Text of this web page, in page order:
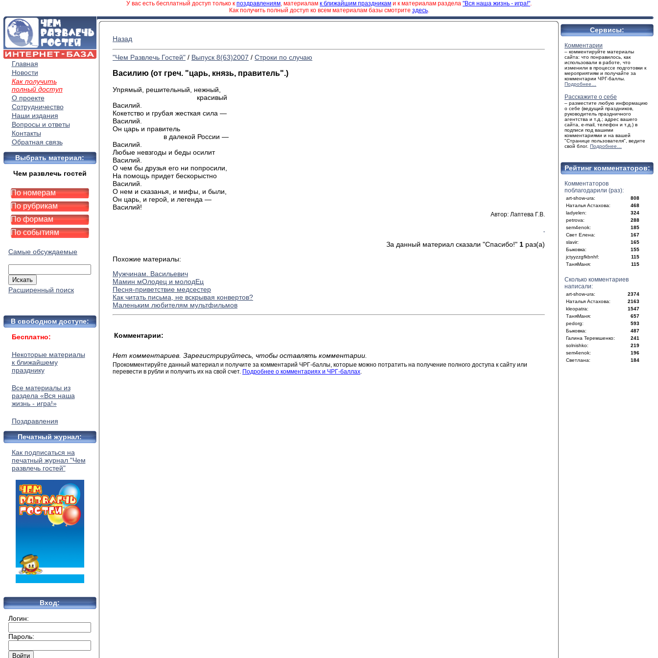
У вас есть бесплатный доступ только к поздравлениям, материалам к ближайшим праздникам и к материалам раздела "Вся наша жизнь - игра!".
Как получить полный доступ ко всем материалам базы смотрите здесь.
Главная
Новости
Как получить
полный доступ
О проекте
Сотрудничество
Наши издания
Вопросы и ответы
Контакты
Обратная связь
Выбрать материал:
Чем развлечь гостей
По номерам
По рубрикам
По формам
По событиям
Самые обсуждаемые
Расширенный поиск
В свободном доступе:
Бесплатно:
Некоторые материалы
к ближайшему
празднику
Все материалы из
раздела «Вся наша
жизнь - игра!»
Поздравления
Печатный журнал:
Как подписаться на
печатный журнал "Чем
развлечь гостей"
Вход:
Логин:
Пароль:
Назад
"Чем Развлечь Гостей" / Выпуск 8(63)2007 / Строки по случаю
Василию (от греч. "царь, князь, правитель".)
Упрямый, решительный, нежный,
красивый
Василий.
Кокетство и грубая жесткая сила —
Василий.
Он царь и правитель
в далекой России —
Василий.
Любые невзгоды и беды осилит
Василий.
О чем бы друзья его ни попросили,
На помощь придет бескорыстно
Василий.
О нем и сказанья, и мифы, и были,
Он царь, и герой, и легенда —
Василий!
Автор: Лаптева Г.В.
За данный материал сказали "Спасибо!" 1 раз(а)
Похожие материалы:
Мужчинам. Васильевич
Мамин мОлодец и молодЕц
Песня-приветствие медсестер
Как читать письма, не вскрывая конвертов?
Маленьким любителям мультфильмов
Комментарии:
Нет комментариев. Зарегистрируйтесь, чтобы оставлять комментарии.
Прокомментируйте данный материал и получите за комментарий ЧРГ-баллы, которые можно потратить на получение полного доступа к сайту или
перевести в рубли и получить их на свой счет. Подробнее о комментариях и ЧРГ-баллах.
Сервисы:
Комментарии
– комментируйте материалы
сайта: что понравилось, как
использовали в работе, что
изменили в процессе подготовки к
мероприятиям и получайте за
комментарии ЧРГ-баллы.
Подробнее…
Расскажите о себе
– разместите любую информацию
о себе (ведущий праздников,
руководитель праздничного
агентства и т.д.; адрес вашего
сайта, e-mail, телефон и т.д.) в
подписи под вашими
комментариями и на вашей
"Странице пользователя", ведите
свой блог. Подробнее…
Рейтинг комментаторов:
Комментаторов
поблагодарили (раз):
art-show-ura:
808
Наталья Астахова:
468
ladyelen:
324
petrova:
288
sem4enok:
185
Свет Елена:
167
slavir:
165
Быковка:
155
jctyyzzgfkbnhf:
115
ТаняМаня:
115
Сколько комментариев
написали:
art-show-ura:
2374
Наталья Астахова:
2163
kleopatra:
1547
ТаняМаня:
657
pedorg:
593
Быковка:
487
Галина Теремшенко:
241
solnishko:
219
sem4enok:
196
Светлана:
184